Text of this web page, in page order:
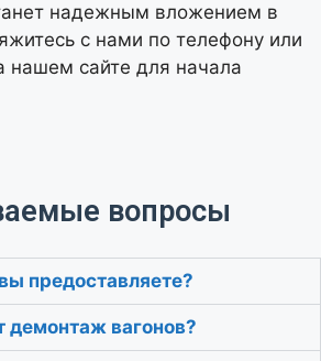
надежным вложением в
с нами по телефону или
нашем сайте для начала
вопросы
предоставляете?
демонтаж вагонов?